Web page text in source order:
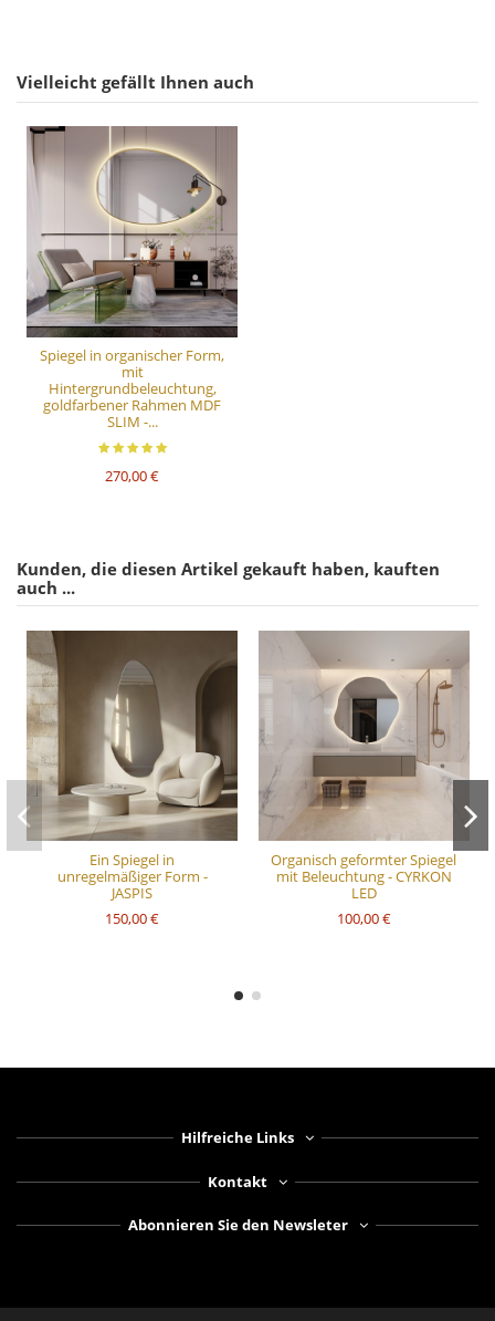
Vielleicht gefällt Ihnen auch
Spiegel in organischer Form,
mit
Hintergrundbeleuchtung,
goldfarbener Rahmen MDF
SLIM -...
270,00 €
Kunden, die diesen Artikel gekauft haben, kauften
auch ...
Ein Spiegel in
unregelmäßiger Form -
JASPIS
150,00 €
Organisch geformter Spiegel
mit Beleuchtung - CYRKON
LED
100,00 €
Hilfreiche Links
Kontakt
Abonnieren Sie den Newsleter